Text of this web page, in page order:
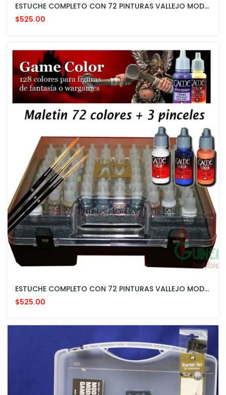
ESTUCHE COMPLETO CON 72 PINTURAS VALLEJO MODELISMO
$525.00
ESTUCHE COMPLETO CON 72 PINTURAS VALLEJO MODELISMO
$525.00